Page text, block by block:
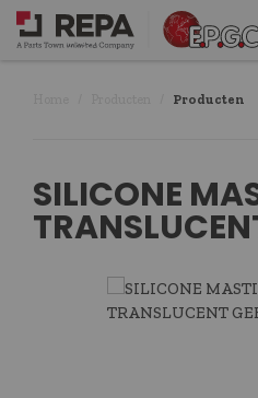
Producten
SILICONE